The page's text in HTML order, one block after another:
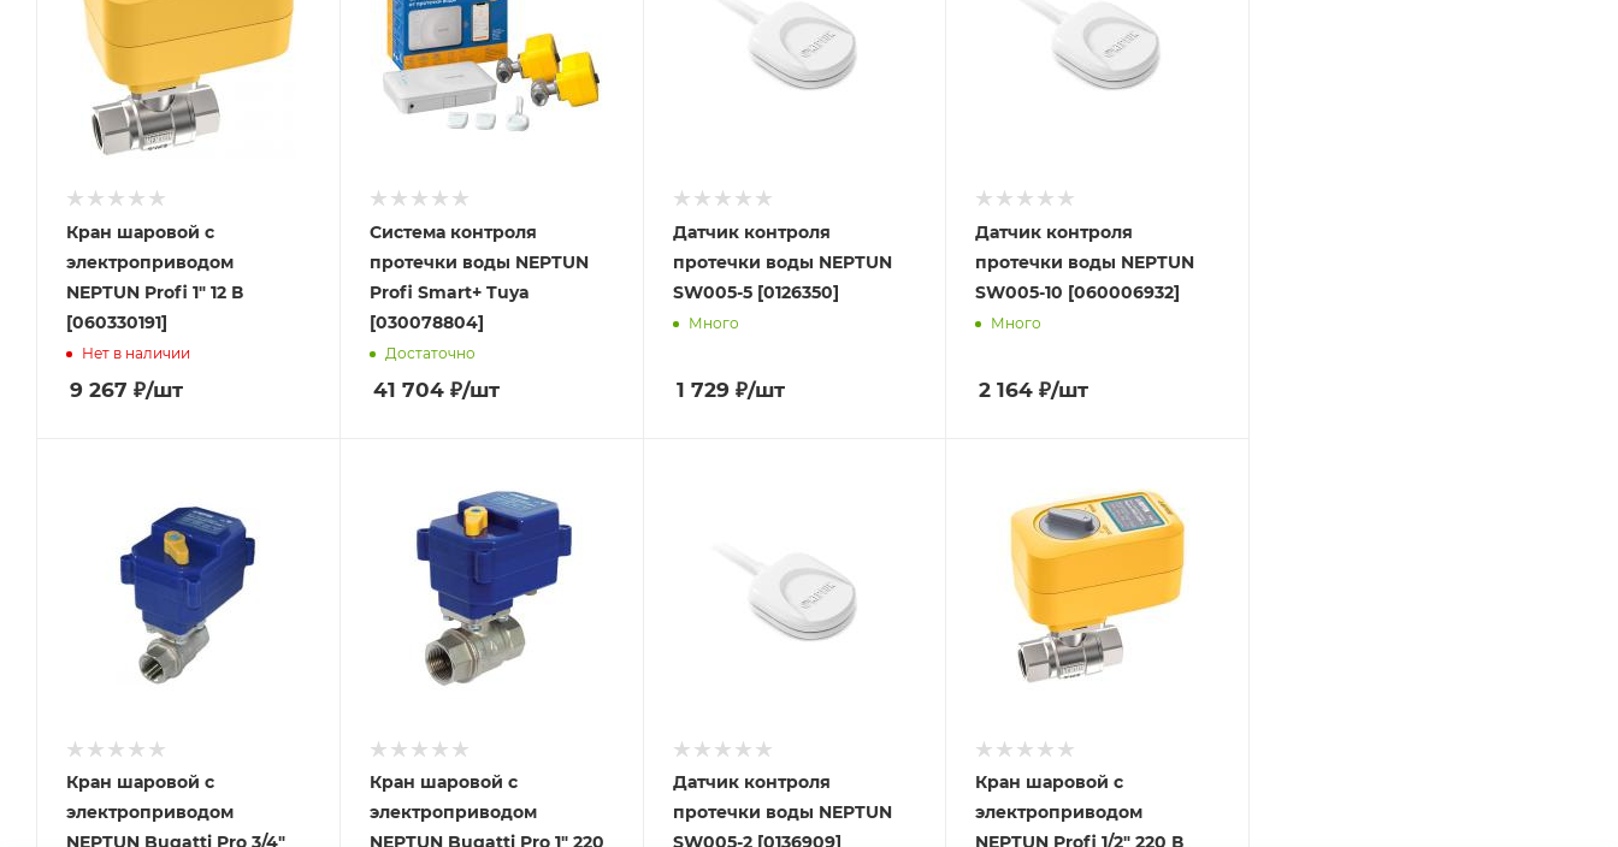
Кран шаровой с
электроприводом
NEPTUN Profi 1" 12 В
[060330191]
Нет в наличии
9 267 ₽/шт
Система контроля
протечки воды NEPTUN
Profi Smart+ Tuya
[030078804]
Достаточно
41 704₽/шт
Датчик контроля
протечки воды NEPTUN
SW005-5 [0126350]
Много
1 729₽/шт
Датчик контроля
протечки воды NEPTUN
SW005-10 [060006932]
Много
2 164 ₽/шт
Кран шаровой с
электроприводом
NEPTUN Bugatti Pro 3/4"
Кран шаровой с
электроприводом
NEPTUN Bugatti Pro 1" 220
Датчик контроля
протечки воды NEPTUN
SW005-2 [0136909]
Кран шаровой с
электроприводом
NEPTUN Profi 1/2" 220 В